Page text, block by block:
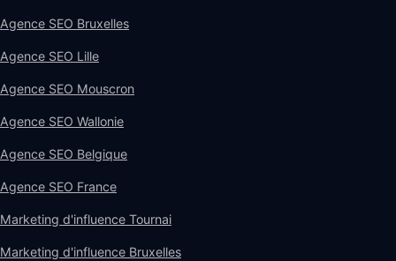
Agence SEO Bruxelles
Agence SEO Lille
Agence SEO Mouscron
Agence SEO Wallonie
Agence SEO Belgique
Agence SEO France
Marketing d'influence Tournai
Marketing d'influence Bruxelles